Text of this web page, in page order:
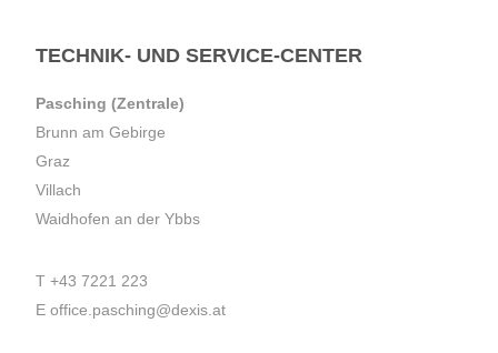
TECHNIK- UND SERVICE-CENTER
Pasching (Zentrale)
Brunn am Gebirge
Graz
Villach
Waidhofen an der Ybbs
T +43 7221 223
E office.pasching@dexis.at